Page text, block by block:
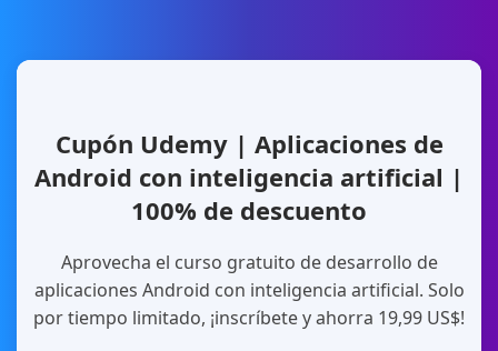
Cupón Udemy | Aplicaciones de
Android con inteligencia artificial |
100% de descuento
Aprovecha el curso gratuito de desarrollo de
aplicaciones Android con inteligencia artificial. Solo
por tiempo limitado, ¡inscríbete y ahorra 19,99 US$!